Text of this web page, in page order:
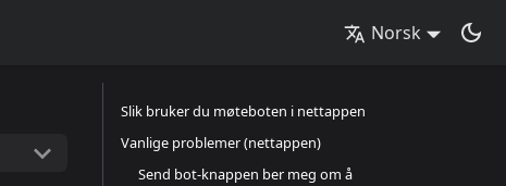
Norsk
Slik bruker du møteboten i nettappen
Vanlige problemer (nettappen)
Send bot-knappen ber meg om å